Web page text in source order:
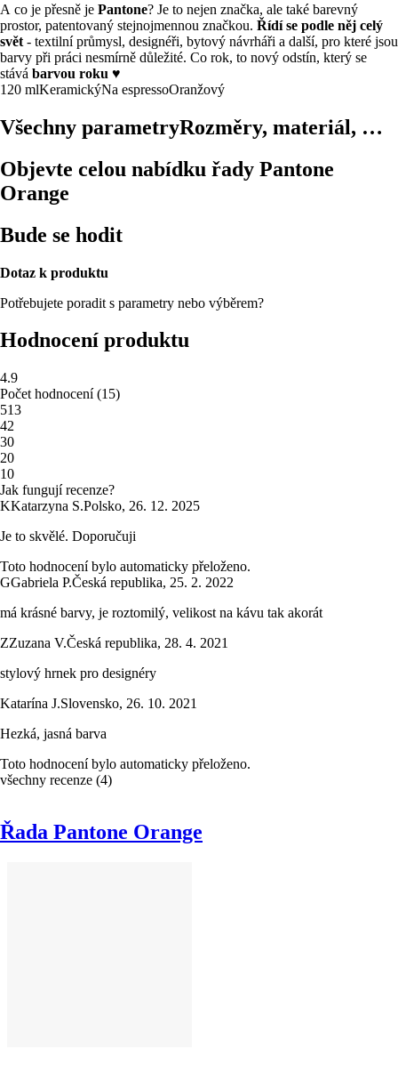
A co je přesně je Pantone? Je to nejen značka, ale také barevný
prostor, patentovaný stejnojmennou značkou. Řídí se podle něj celý
svět - textilní průmysl, designéři, bytový návrháři a další, pro které jsou
barvy při práci nesmírně důležité. Co rok, to nový odstín, který se
stává barvou roku ♥
120 mlKeramickýNa espressoOranžový
Všechny parametryRozměry, materiál, …
Objevte celou nabídku řady Pantone
Orange
Bude se hodit
Dotaz k produktu
Potřebujete poradit s parametry nebo výběrem?
Hodnocení produktu
4.9
Počet hodnocení(15)
513
42
30
20
10
Jak fungují recenze?
KKatarzyna S.Polsko, 26. 12. 2025
Je to skvělé. Doporučuji
Toto hodnocení bylo automaticky přeloženo.
GGabriela P.Česká republika, 25. 2. 2022
má krásné barvy, je roztomilý, velikost na kávu tak akorát
ZZuzana V.Česká republika, 28. 4. 2021
stylový hrnek pro designéry
Katarína J.Slovensko, 26. 10. 2021
Hezká, jasná barva
Toto hodnocení bylo automaticky přeloženo.
všechny recenze (4)
Řada Pantone Orange